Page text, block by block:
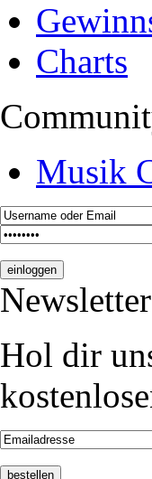
Charts
Musik
Newsletter
Hol dir